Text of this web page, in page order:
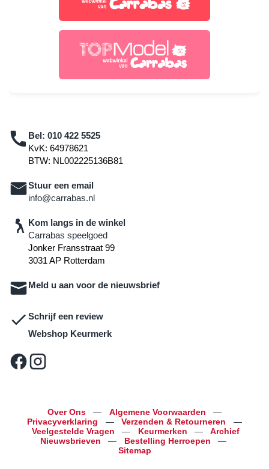
Bel: 010 422 5525
KvK: 64978621
BTW: NL002225136B81
Stuur een email
info@carrabas.nl
Kom langs in de winkel
Carrabas speelgoed
Jonker Fransstraat 99
3031 AP Rotterdam
Meld u aan voor de nieuwsbrief
Schrijf een review
Webshop Keurmerk
Over Ons — Algemene Voorwaarden
—
Privacyverklaring
— Verzenden & Retourneren
—
Veelgestelde Vragen
— Keurmerken —
Archief
Nieuwsbrieven
— Bestelling Herroepen
—
Sitemap